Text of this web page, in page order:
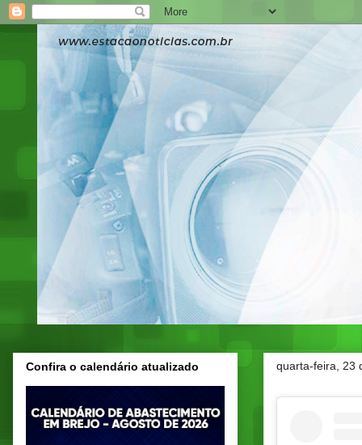
quarta-feira, 23
Confira o calendário atualizado